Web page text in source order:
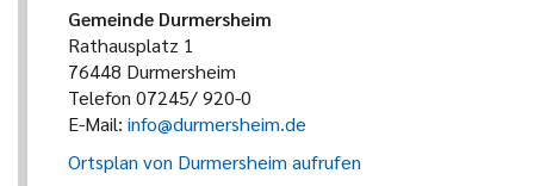
Gemeinde Durmersheim
Rathausplatz 1
76448 Durmersheim
Telefon 07245/ 920-0
E-Mail: info@durmersheim.de
Ortsplan von Durmersheim aufrufen